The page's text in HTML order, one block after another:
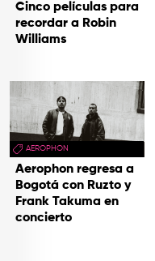
Cinco películas para
recordar a Robin
Williams
AEROPHON
Aerophon regresa a
Bogotá con Ruzto y
Frank Takuma en
concierto